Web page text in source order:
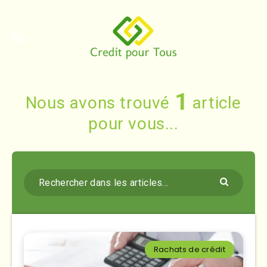
Nous avons trouvé 1 article
pour vous...
Rachats de crédit